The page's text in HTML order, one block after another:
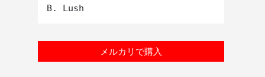
メルカリで購入